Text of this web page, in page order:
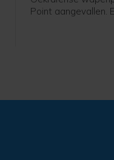
Point aangevallen.